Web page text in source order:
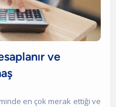
ve
en çok merak ettiği ve